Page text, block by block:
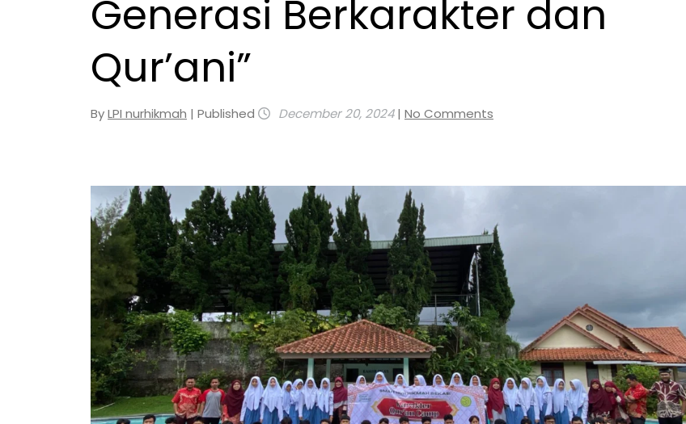
Generasi Berkarakter dan
Qur’ani”
ByLPI nurhikmah | Published December 20, 2024| No Comments